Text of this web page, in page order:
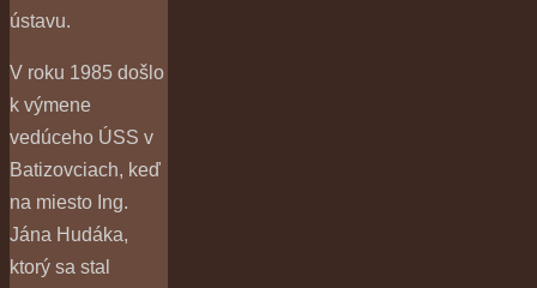
ústavu.
V roku 1985 došlo
k výmene
vedúceho ÚSS v
Batizovciach, keď
na miesto Ing.
Jána Hudáka,
ktorý sa stal